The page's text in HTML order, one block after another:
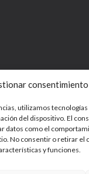
consentimiento
utilizamos tecnologías
del dispositivo. El
datos como el
No consentir o retirar el
y funciones.
y Tratamiento de Datos